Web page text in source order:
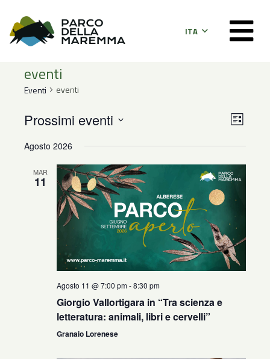
ITA
eventi
Eventi eventi
Viste
Lista
Prossimi eventi
la
Agosto 2026
MAR
11
Agosto 11 @ 7:00 pm-8:30 pm
Giorgio Vallortigara in “Tra scienza e
letteratura: animali, libri e cervelli”
Granaio Lorenese